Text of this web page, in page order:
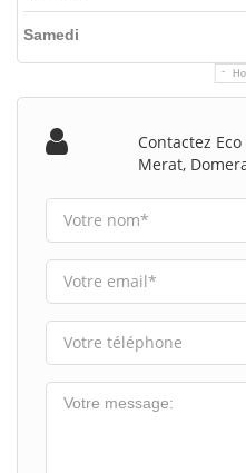
Samedi
Contactez
Merat,